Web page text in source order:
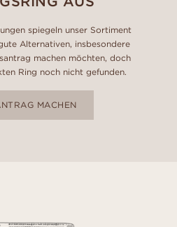
spiegeln unser Sortiment
Alternativen, insbesondere
machen möchten, doch
Ring noch nicht gefunden.
MACHEN